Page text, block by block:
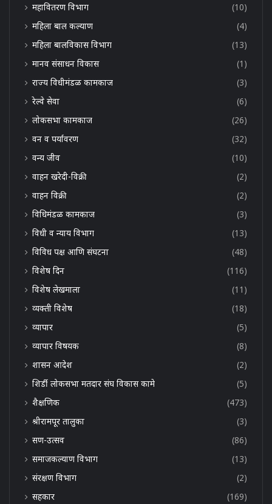
महावितरण विभाग
(10)
महिला बाल कल्याण
(4)
महिला बालविकास विभाग
(13)
मानव संसाधन विकास
(1)
राज्य विधीमंडळ कामकाज
(3)
रेल्वे सेवा
(6)
लोकसभा कामकाज
(26)
वन व पर्यावरण
(32)
वन्य जीव
(10)
वाहन खरेदी-विक्री
(2)
वाहन विक्री
(2)
विधिमंडळ कामकाज
(3)
विधी व न्याय विभाग
(13)
विविध पक्ष आणि संघटना
(48)
विशेष दिन
(116)
विशेष लेखमाला
(11)
व्यक्ती विशेष
(18)
व्यापार
(5)
व्यापार विषयक
(8)
शासन आदेश
(2)
शिर्डी लोकसभा मतदार संघ विकास कामे
(5)
शैक्षणिक
(473)
श्रीरामपूर तालुका
(3)
सण-उत्सव
(86)
समाजकल्याण विभाग
(13)
संरक्षण विभाग
(2)
सहकार
(169)